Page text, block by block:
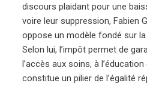
discours plaidant pour une
voire leur suppression, Fabien
oppose un modèle fondé sur
Selon lui, l’impôt permet de
l’accès aux soins, à
constitue un pilier de l’égalité